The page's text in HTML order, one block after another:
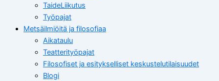
TaideLiikutus
Työpajat
Metsäilmiöitä ja filosofiaa
Aikataulu
Teatterityöpajat
Filosofiset ja esitykselliset keskustelutilaisuudet
Blogi